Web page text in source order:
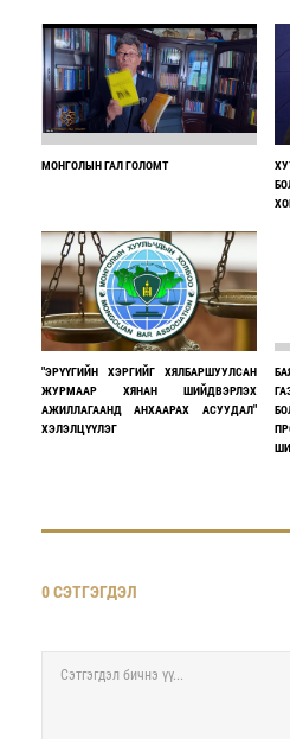
МОНГОЛЫН ГАЛ ГОЛОМТ
"ЭРҮҮГИЙН ХЭРГИЙГ ХЯЛБАРШУУЛСАН
ЖУРМААР ХЯНАН ШИЙДВЭРЛЭХ
АЖИЛЛАГААНД АНХААРАХ АСУУДАЛ"
ХЭЛЭЛЦҮҮЛЭГ
0 СЭТГЭГДЭЛ